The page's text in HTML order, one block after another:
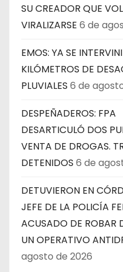
SU CREADOR QUE
VIRALIZARSE 6 de
EMOS: YA SE
KILÓMETROS DE
PLUVIALES 6 de
DESPEÑADEROS: FPA
DESARTICULÓ DOS
VENTA DE DROGAS.
DETENIDOS 6 de
DETUVIERON EN
JEFE DE LA POLICÍA
ACUSADO DE ROBAR
UN OPERATIVO
agosto de 2026